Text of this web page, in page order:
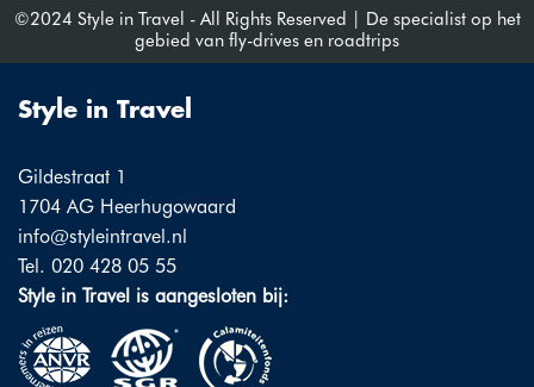
©2024 Style in Travel - All Rights Reserved | De specialist op het
gebied van fly-drives en roadtrips
Style in Travel
Gildestraat 1
1704 AG Heerhugowaard
info@styleintravel.nl
Tel. 020 428 05 55
Style in Travel is aangesloten bij: